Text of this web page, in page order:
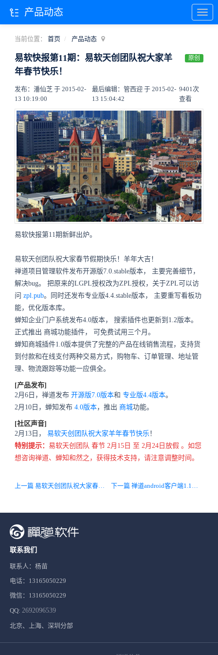
当前位置： 首页 产品动态
易软快报第11期：易软天创团队祝大家羊
年春节快乐！
原创
发布：潘仙芝 于 2015-02-
13 10:19:00
最后编辑：管西迎 于 2015-02-
13 15:04:42
9401次
查看
易软快报第11期新鲜出炉。
易软天创团队祝大家春节假期快乐！羊年大吉！
禅道项目管理软件发布开源版7.0.stable版本， 主要完善细节，
解决bug。
把原来的LGPL授权改为ZPL授权，关于ZPL可以访
问 zpl.pub。同时还发布专业版4.4.stable版本， 主要重写看板功
能，优化版本库。
蝉知企业门户系统发布4.0版本， 搜索插件也更新到1.2版本。
正式推出 商城功能插件，
可免费试用三个月。
蝉知商城插件1.0版本提供了完整的产品在线销售流程，支持货
到付款和在线支付两种交易方式，购物车、订单管理、地址管
理、物流跟踪等功能一应俱全。
[产品发布]
2月6日，禅道发布 开源版7.0版本和 专业版4.4版本。
2月10日，蝉知发布 4.0版本，推出 商城功能。
[社区声音]
2月13日， 易软天创团队祝大家羊年春节快乐 ！
特别提示： 易软天创团队 春节 2月15日 至 2月24日放假 。如您
想咨询禅道、蝉知和然之，获得技术支持，请注意调整时间。
上一篇 易软天创团队祝大家春节快乐！羊年大吉！ 下一篇 禅道android客户端1.1版发布，全新体验。
产品动态
联系我们
联系人：杨苗
电话：13165050229
微信：13165050229
QQ: 2692096539
北京、上海、深圳分部